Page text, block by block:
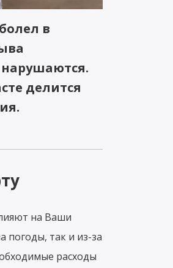
в
делится
на Ваши
погоды, так и из-за
расходы